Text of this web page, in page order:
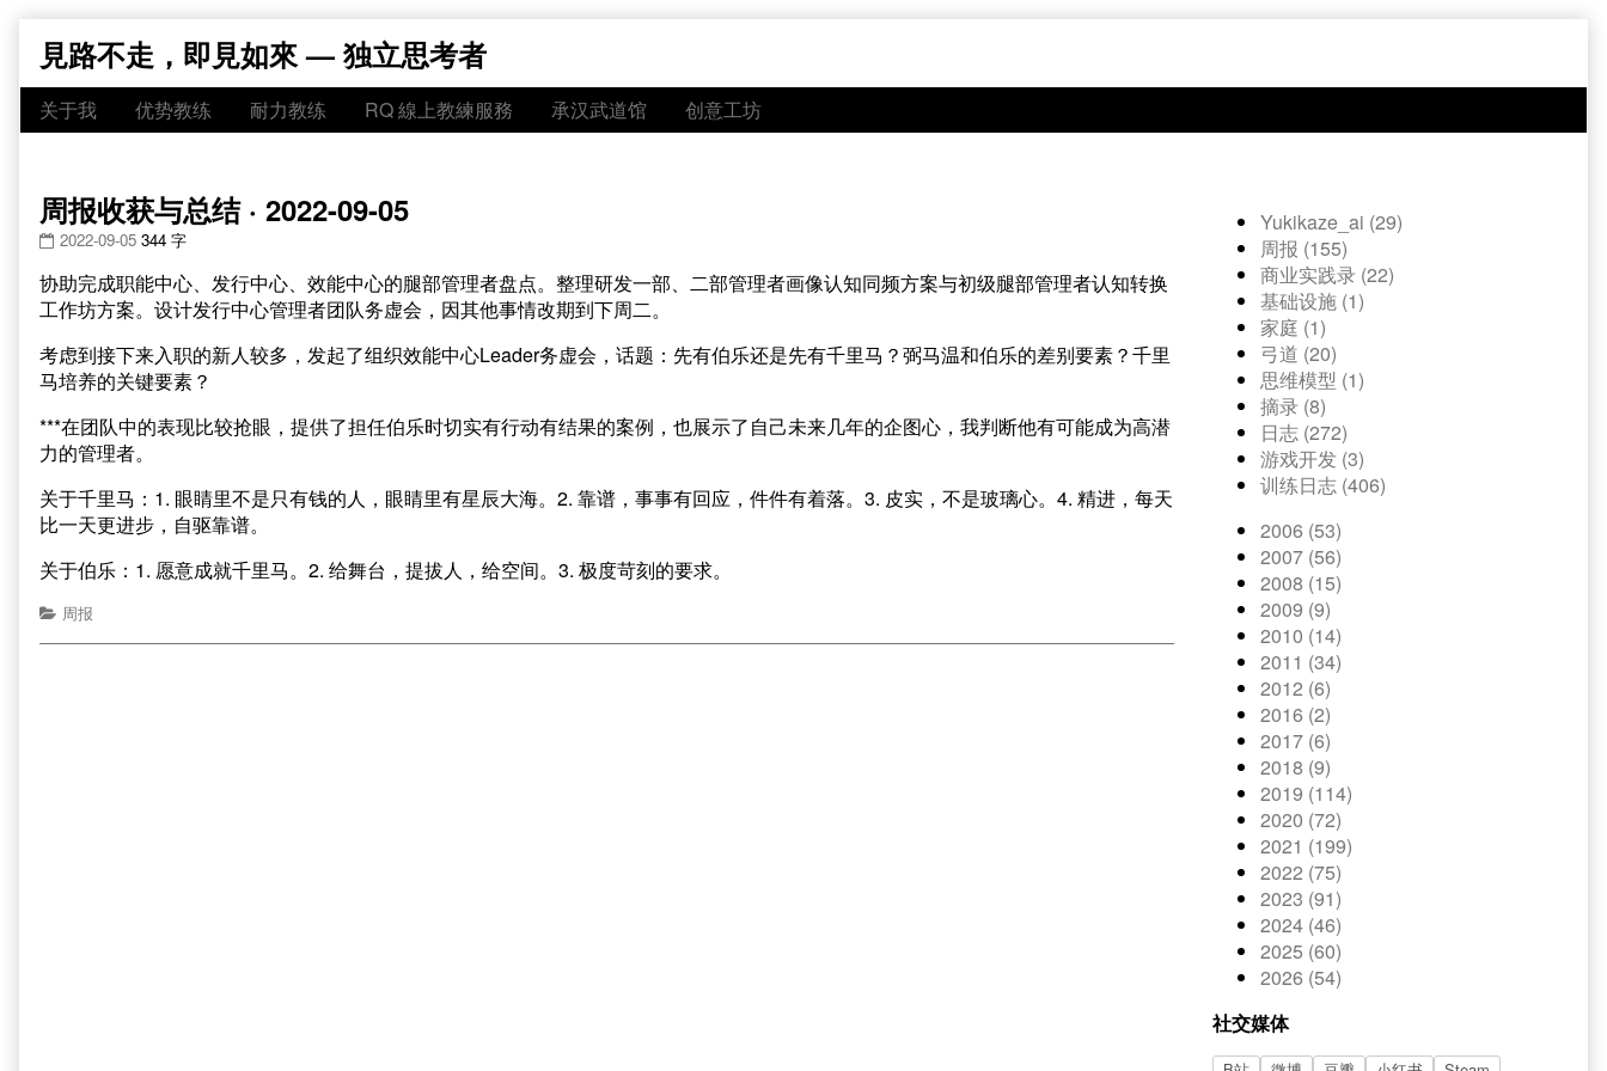
content
見路不走，即見如來 — 独立思考者
关于我 优势教练 耐力教练 RQ 線上教練服務 承汉武道馆 创意工坊
周报收获与总结 · 2022-09-05
2022-09-05 344 字
协助完成职能中心、发行中心、效能中心的腿部管理者盘点。整理研发一部、二部管理者画像认知同频方案与初级腿部管理者认知转换
工作坊方案。设计发行中心管理者团队务虚会，因其他事情改期到下周二。
考虑到接下来入职的新人较多，发起了组织效能中心Leader务虚会，话题：先有伯乐还是先有千里马？弼马温和伯乐的差别要素？千里
马培养的关键要素？
***在团队中的表现比较抢眼，提供了担任伯乐时切实有行动有结果的案例，也展示了自己未来几年的企图心，我判断他有可能成为高潜
力的管理者。
关于千里马：1. 眼睛里不是只有钱的人，眼睛里有星辰大海。2. 靠谱，事事有回应，件件有着落。3. 皮实，不是玻璃心。4. 精进，每天
比一天更进步，自驱靠谱。
关于伯乐：1. 愿意成就千里马。2. 给舞台，提拔人，给空间。3. 极度苛刻的要求。
周报
Yukikaze_ai (29)
周报 (155)
商业实践录 (22)
基础设施 (1)
家庭 (1)
弓道 (20)
思维模型 (1)
摘录 (8)
日志 (272)
游戏开发 (3)
训练日志 (406)
2006 (53)
2007 (56)
2008 (15)
2009 (9)
2010 (14)
2011 (34)
2012 (6)
2016 (2)
2017 (6)
2018 (9)
2019 (114)
2020 (72)
2021 (199)
2022 (75)
2023 (91)
2024 (46)
2025 (60)
2026 (54)
社交媒体